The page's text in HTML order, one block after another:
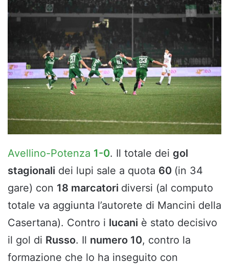
Avellino-Potenza 1-0. Il totale dei gol
stagionali dei lupi sale a quota 60 (in 34
gare) con 18 marcatori diversi (al computo
totale va aggiunta l’autorete di Mancini della
Casertana). Contro i lucani è stato decisivo
il gol di Russo. Il numero 10, contro la
formazione che lo ha inseguito con